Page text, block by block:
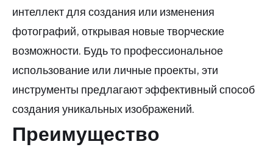
интеллект для создания или изменения
фотографий, открывая новые творческие
возможности. Будь то профессиональное
использование или личные проекты, эти
инструменты предлагают эффективный способ
создания уникальных изображений.
Преимущество